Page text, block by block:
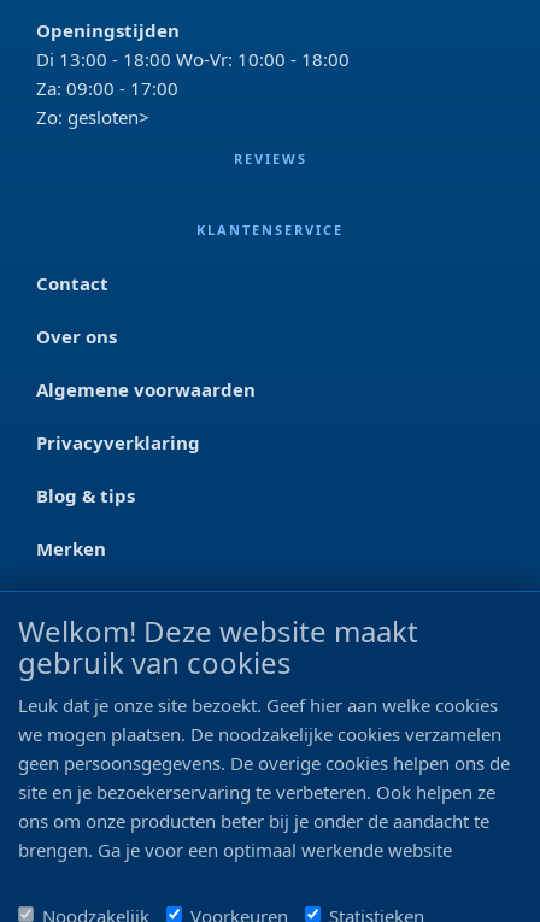
Openingstijden
Di 13:00 - 18:00 Wo-Vr: 10:00 - 18:00
Za: 09:00 - 17:00
Zo: gesloten>
REVIEWS
KLANTENSERVICE
Contact
Over ons
Algemene voorwaarden
Privacyverklaring
Blog & tips
Merken
CONTACT
Ootmarsumseweg 125a
0546 - 622 990
06 - 11 19 81 42
info@bo-vis.nl
Welkom! Deze website maakt
gebruik van cookies
Leuk dat je onze site bezoekt. Geef hier aan welke cookies
we mogen plaatsen. De noodzakelijke cookies verzamelen
geen persoonsgegevens. De overige cookies helpen ons de
site en je bezoekerservaring te verbeteren. Ook helpen ze
ons om onze producten beter bij je onder de aandacht te
brengen. Ga je voor een optimaal werkende website
Noodzakelijk
Voorkeuren Statistieken